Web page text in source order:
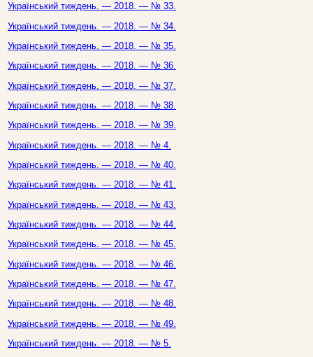
Український тиждень. — 2018. — № 33.
Український тиждень. — 2018. — № 34.
Український тиждень. — 2018. — № 35.
Український тиждень. — 2018. — № 36.
Український тиждень. — 2018. — № 37.
Український тиждень. — 2018. — № 38.
Український тиждень. — 2018. — № 39.
Український тиждень. — 2018. — № 4.
Український тиждень. — 2018. — № 40.
Український тиждень. — 2018. — № 41.
Український тиждень. — 2018. — № 43.
Український тиждень. — 2018. — № 44.
Український тиждень. — 2018. — № 45.
Український тиждень. — 2018. — № 46.
Український тиждень. — 2018. — № 47.
Український тиждень. — 2018. — № 48.
Український тиждень. — 2018. — № 49.
Український тиждень. — 2018. — № 5.